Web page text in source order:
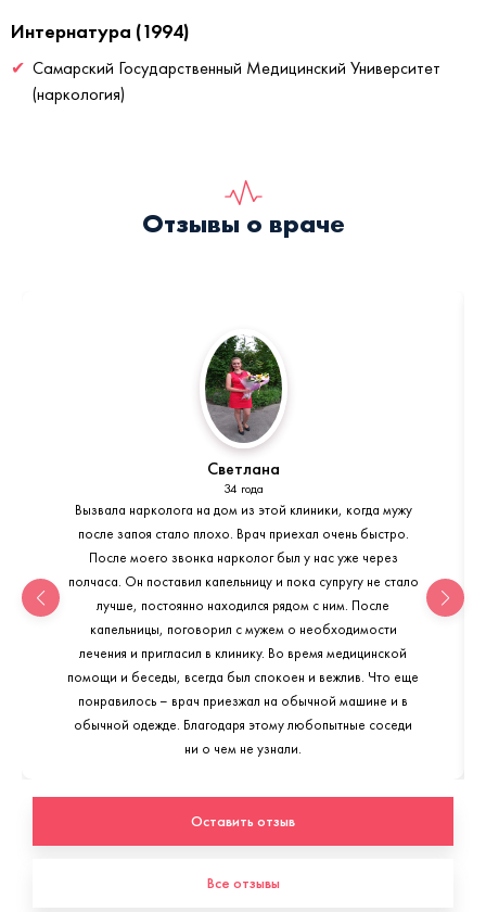
Интернатура (1994)
Самарский Государственный Медицинский Университет
(наркология)
Отзывы о враче
Светлана
34 года
Вызвала нарколога на дом из этой клиники, когда мужу
после запоя стало плохо. Врач приехал очень быстро.
После моего звонка нарколог был у нас уже через
полчаса. Он поставил капельницу и пока супругу не стало
лучше, постоянно находился рядом с ним. После
капельницы, поговорил с мужем о необходимости
лечения и пригласил в клинику. Во время медицинской
помощи и беседы, всегда был спокоен и вежлив. Что еще
понравилось – врач приезжал на обычной машине и в
обычной одежде. Благодаря этому любопытные соседи
ни о чем не узнали.
Оставить отзыв
Все отзывы